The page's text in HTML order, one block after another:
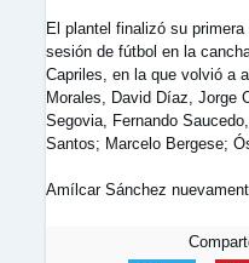
El plantel finalizó su
sesión de fútbol en la
Capriles, en la que volvió a
Morales, David Díaz, Jorge
Segovia, Fernando
Santos; Marcelo Bergese;
Amílcar Sánchez